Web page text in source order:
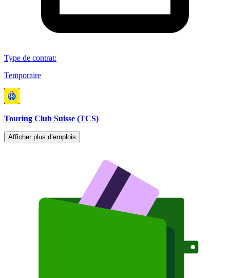
Type de contrat:
Temporaire
Touring Club Suisse (TCS)
Afficher plus d’emplois